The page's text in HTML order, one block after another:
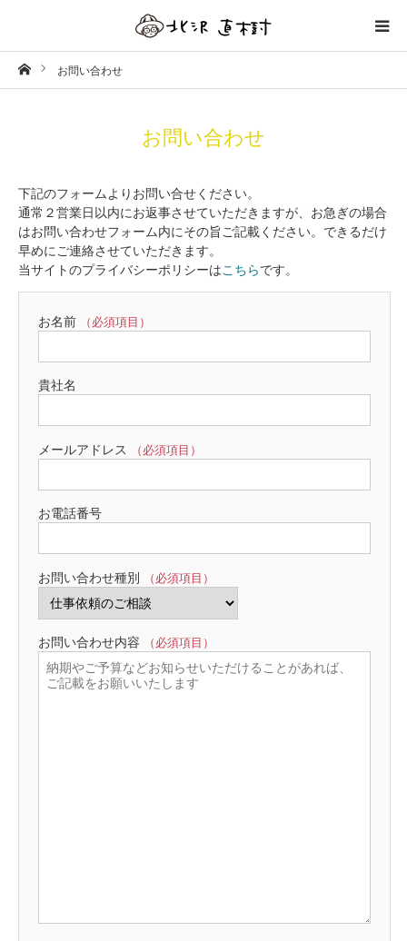
ホームお問い合わせ
お問い合わせ
下記のフォームよりお問い合せください。
通常２営業日以内にお返事させていただきますが、お急ぎの場合
はお問い合わせフォーム内にその旨ご記載ください。できるだけ
早めにご連絡させていただきます。
当サイトのプライバシーポリシーはこちらです。
お名前 （必須項目）
貴社名
メールアドレス （必須項目）
お電話番号
お問い合わせ種別 （必須項目）
お問い合わせ内容 （必須項目）
制作事例
ワークフロー
アート